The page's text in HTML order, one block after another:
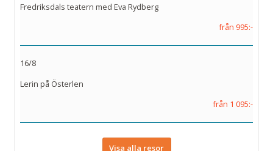
Fredriksdals teatern med Eva Rydberg
från 995:-
16/8
Lerin på Österlen
från 1 095:-
Visa alla resor